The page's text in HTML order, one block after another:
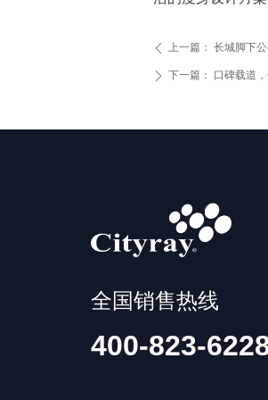
ꄴ 上一篇： 长城脚下
ꄲ 下一篇： 口碑载道
全国销售热线
400-823-